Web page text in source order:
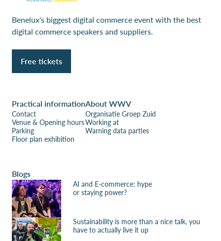
Benelux's biggest digital commerce event with the best
digital commerce speakers and suppliers.
Free tickets
Practical information
Contact
Venue & Opening hours
Parking
Floor plan exhibition
About WWV
Organisatie Groep Zuid
Working at
Warning data parties
Blogs
AI and E-commerce: hype
or staying power?
Sustainability is more than a nice talk, you
have to actually live it up